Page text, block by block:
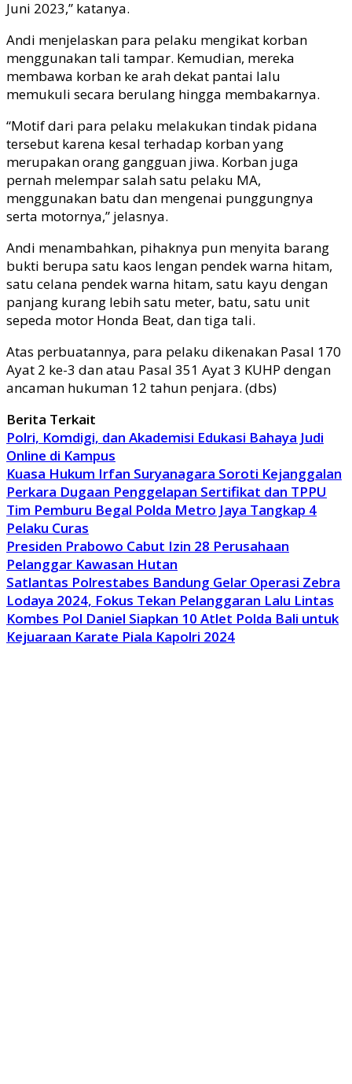
Juni 2023,” katanya.
Andi menjelaskan para pelaku mengikat korban
menggunakan tali tampar. Kemudian, mereka
membawa korban ke arah dekat pantai lalu
memukuli secara berulang hingga membakarnya.
“Motif dari para pelaku melakukan tindak pidana
tersebut karena kesal terhadap korban yang
merupakan orang gangguan jiwa. Korban juga
pernah melempar salah satu pelaku MA,
menggunakan batu dan mengenai punggungnya
serta motornya,” jelasnya.
Andi menambahkan, pihaknya pun menyita barang
bukti berupa satu kaos lengan pendek warna hitam,
satu celana pendek warna hitam, satu kayu dengan
panjang kurang lebih satu meter, batu, satu unit
sepeda motor Honda Beat, dan tiga tali.
Atas perbuatannya, para pelaku dikenakan Pasal 170
Ayat 2 ke-3 dan atau Pasal 351 Ayat 3 KUHP dengan
ancaman hukuman 12 tahun penjara. (dbs)
Berita Terkait
Polri, Komdigi, dan Akademisi Edukasi Bahaya Judi
Online di Kampus
Kuasa Hukum Irfan Suryanagara Soroti Kejanggalan
Perkara Dugaan Penggelapan Sertifikat dan TPPU
Tim Pemburu Begal Polda Metro Jaya Tangkap 4
Pelaku Curas
Presiden Prabowo Cabut Izin 28 Perusahaan
Pelanggar Kawasan Hutan
Satlantas Polrestabes Bandung Gelar Operasi Zebra
Lodaya 2024, Fokus Tekan Pelanggaran Lalu Lintas
Kombes Pol Daniel Siapkan 10 Atlet Polda Bali untuk
Kejuaraan Karate Piala Kapolri 2024